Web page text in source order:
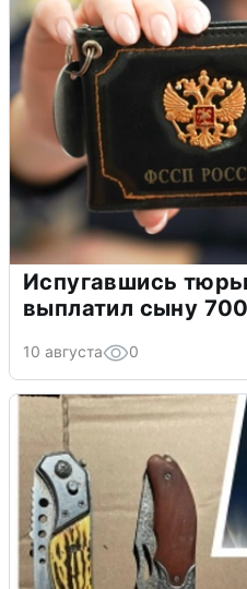
Испугавшись
выплатил сыну
10 августа 0